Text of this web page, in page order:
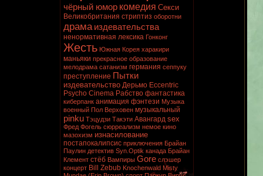
чёрный юмор комедия Секси
Великобритания стриптиз оборотни
драма издевательства
ненормативная лексика Гонконг
Жесть Южная Корея харакири
маньяки прекрасное образование
мелодрама сатанизм германия сеппуку
преступление Пытки
издевательство Дерьмо Eccentric
Psycho Cinema Рабство фантастика
киберпанк анимация фэнтези Музыка
военный Пол Верховен музыкальный
pinku Тэцудзи Такэти Авангард sex
Фред Фогель сюрреализм немое кино
мазохизм изнасилование
постапокалипсис приключения Брайан
Паулин детектив Syn.Optik канада Брайан
Клемент стёб Вампиры Gore слэшер
концерт Bill Zebub Knochenwald Misty